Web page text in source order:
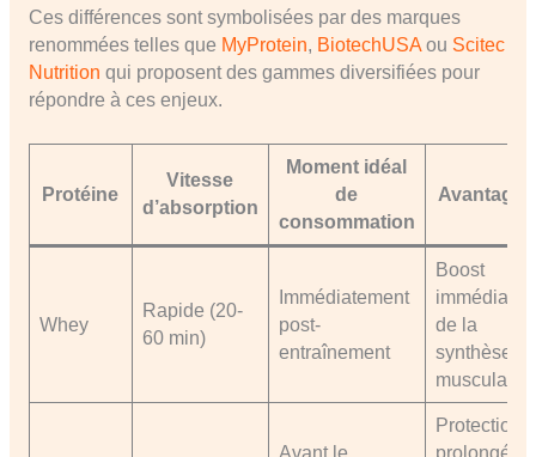
Ces différences sont symbolisées par des marques
renommées telles que MyProtein, BiotechUSAou Scitec
Nutrition qui proposent des gammes diversifiées pour
répondre à ces enjeux.
Protéine
Vitesse
d’absorption
Moment idéal
de
consommation
Avantages
Whey
Rapide (20-
60 min)
Immédiatement
post-
entraînement
Boost
immédiat
de la
synthèse
musculaire
Avant le
Protection
prolongée